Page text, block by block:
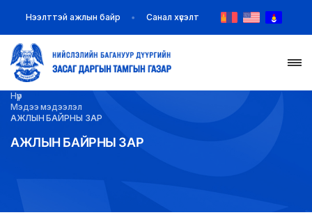
НҮҮР
ТАНИЛЦУУЛГА
Нээлттэй ажлын байр Санал хүсэлт
Нүүр
Мэдээ мэдээлэл
АЖЛЫН БАЙРНЫ ЗАР
АЖЛЫН БАЙРНЫ ЗАР